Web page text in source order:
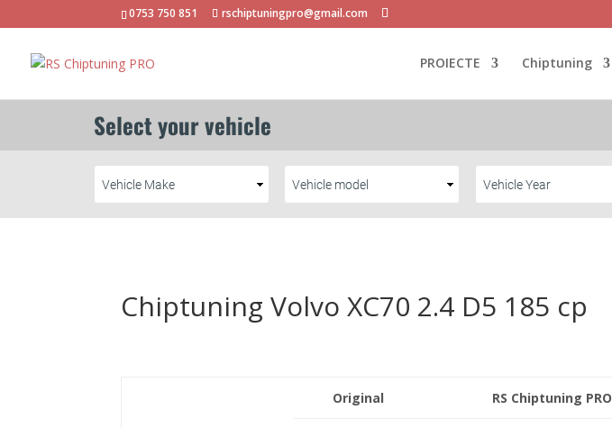
0753 750 851 rschiptuningpro@gmail.com
PROIECTE Chiptuning
Chiptuning Volvo XC70 2.4 D5 185 cp
Original RS Chiptuning PRO